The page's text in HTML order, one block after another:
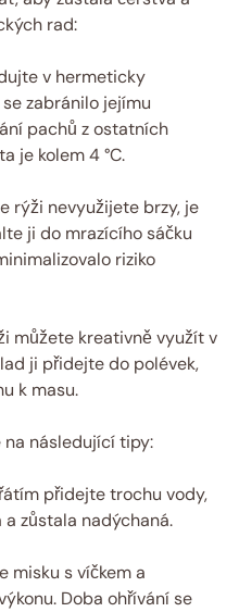
rad:
v hermeticky
zabránilo jejímu
pachů z ostatních
je kolem 4 °C.
rýži nevyužijete brzy, je
ji do mrazícího sáčku
riziko
můžete kreativně využít v
ji přidejte do polévek,
k masu.
na následující tipy:
přidejte trochu vody,
zůstala nadýchaná.
misku s víčkem a
Doba ohřívání se